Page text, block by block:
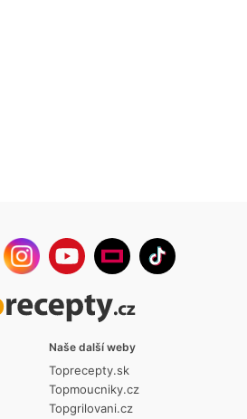
Naše další weby
Toprecepty.sk
Topmoucniky.cz
Topgrilovani.cz